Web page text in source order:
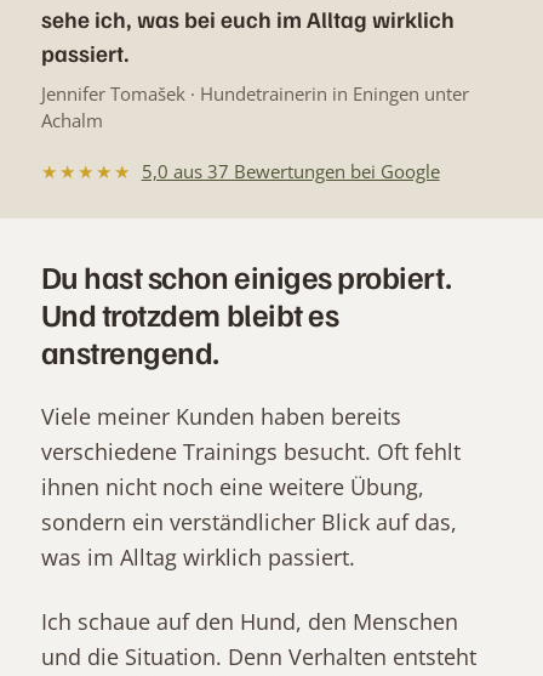
sehe ich, was bei euch im Alltag wirklich
passiert.
Jennifer Tomašek · Hundetrainerin in Eningen unter
Achalm
★★★★★ 5,0 aus 37 Bewertungen bei Google
Du hast schon einiges probiert.
Und trotzdem bleibt es
anstrengend.
Viele meiner Kunden haben bereits
verschiedene Trainings besucht. Oft fehlt
ihnen nicht noch eine weitere Übung,
sondern ein verständlicher Blick auf das,
was im Alltag wirklich passiert.
Ich schaue auf den Hund, den Menschen
und die Situation. Denn Verhalten entsteht